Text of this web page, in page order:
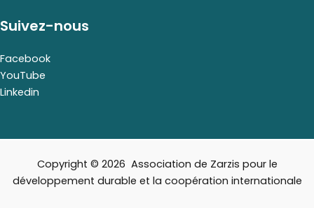
Suivez-nous
Facebook
YouTube
Linkedin
Copyright © 2026 Association de Zarzis pour le
développement durable et la coopération internationale